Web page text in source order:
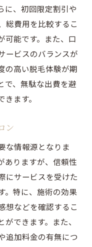
毛法
ためのサロン選
イント
る方法
認すること
に役立つ情報
ぶ方法
毛成功法
ックポイント
選び方
方法
岐阜県関市の
に、初回限定割引や
総費用を比較するこ
可能です。また、口
ービスのバランスが
の高い脱毛体験が期
で、無駄な出費を避
ます。
ン
な情報源となりま
ありますが、信頼性
にサービスを受けた
。特に、施術の効果
想などを確認するこ
できます。また、
追加料金の有無につ